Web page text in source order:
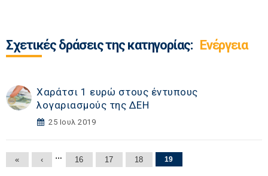
Σχετικές δράσεις της κατηγορίας: Ενέργεια
Χαράτσι 1 ευρώ στους έντυπους
λογαριασμούς της ΔΕΗ
25 Ιουλ 2019
Σελίδες
« ‹ … 16 17 18 19